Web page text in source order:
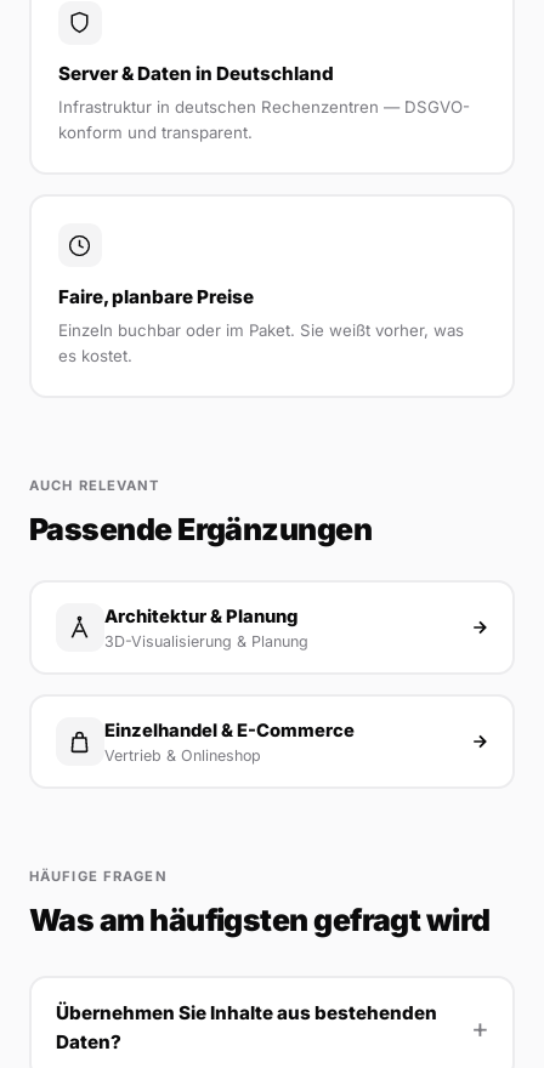
Server & Daten in Deutschland
Infrastruktur in deutschen Rechenzentren — DSGVO-
konform und transparent.
Faire, planbare Preise
Einzeln buchbar oder im Paket. Sie weißt vorher, was
es kostet.
AUCH RELEVANT
Passende Ergänzungen
Architektur & Planung
3D-Visualisierung & Planung
Einzelhandel & E-Commerce
Vertrieb & Onlineshop
HÄUFIGE FRAGEN
Was am häufigsten gefragt wird
Übernehmen Sie Inhalte aus bestehenden
Daten?